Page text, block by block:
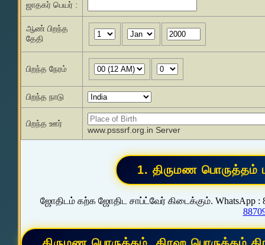
ஜாதகர் பெயர் :
ஆண் பிறந்த
தேதி
பிறந்த நேரம்
பிறந்த நாடு
பிறந்த ஊர்
www.psssrf.org.in Server
ஜோதிடம் கற்க ஜோதிட சாப்ட்வேர் கிடைக்கும். WhatsApp :